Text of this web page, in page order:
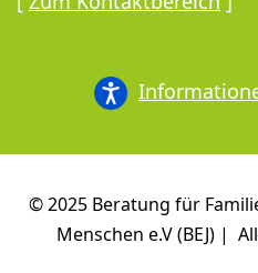
© 2025 Beratung für
Menschen e.V (BEJ) |